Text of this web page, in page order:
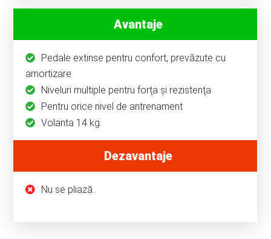
Avantaje
Pedale extinse pentru confort, prevăzute cu
amortizare
Niveluri multiple pentru forţa şi rezistenţa
Pentru orice nivel de antrenament
Volanta 14 kg.
Dezavantaje
Nu se pliază.